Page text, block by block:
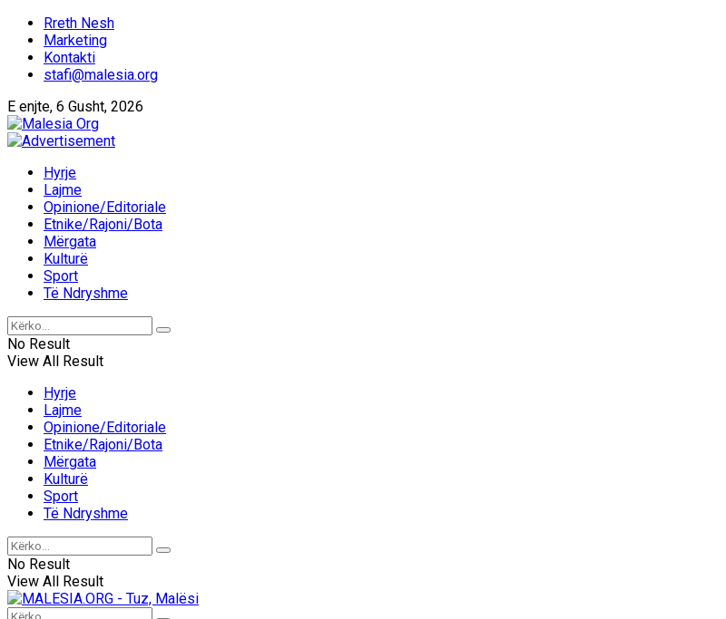
Rreth Nesh
Marketing
Kontakti
stafi@malesia.org
E enjte, 6 Gusht, 2026
Hyrje
Lajme
Opinione/Editoriale
Etnike/Rajoni/Bota
Mërgata
Kulturë
Sport
Të Ndryshme
No Result
View All Result
Hyrje
Lajme
Opinione/Editoriale
Etnike/Rajoni/Bota
Mërgata
Kulturë
Sport
Të Ndryshme
No Result
View All Result